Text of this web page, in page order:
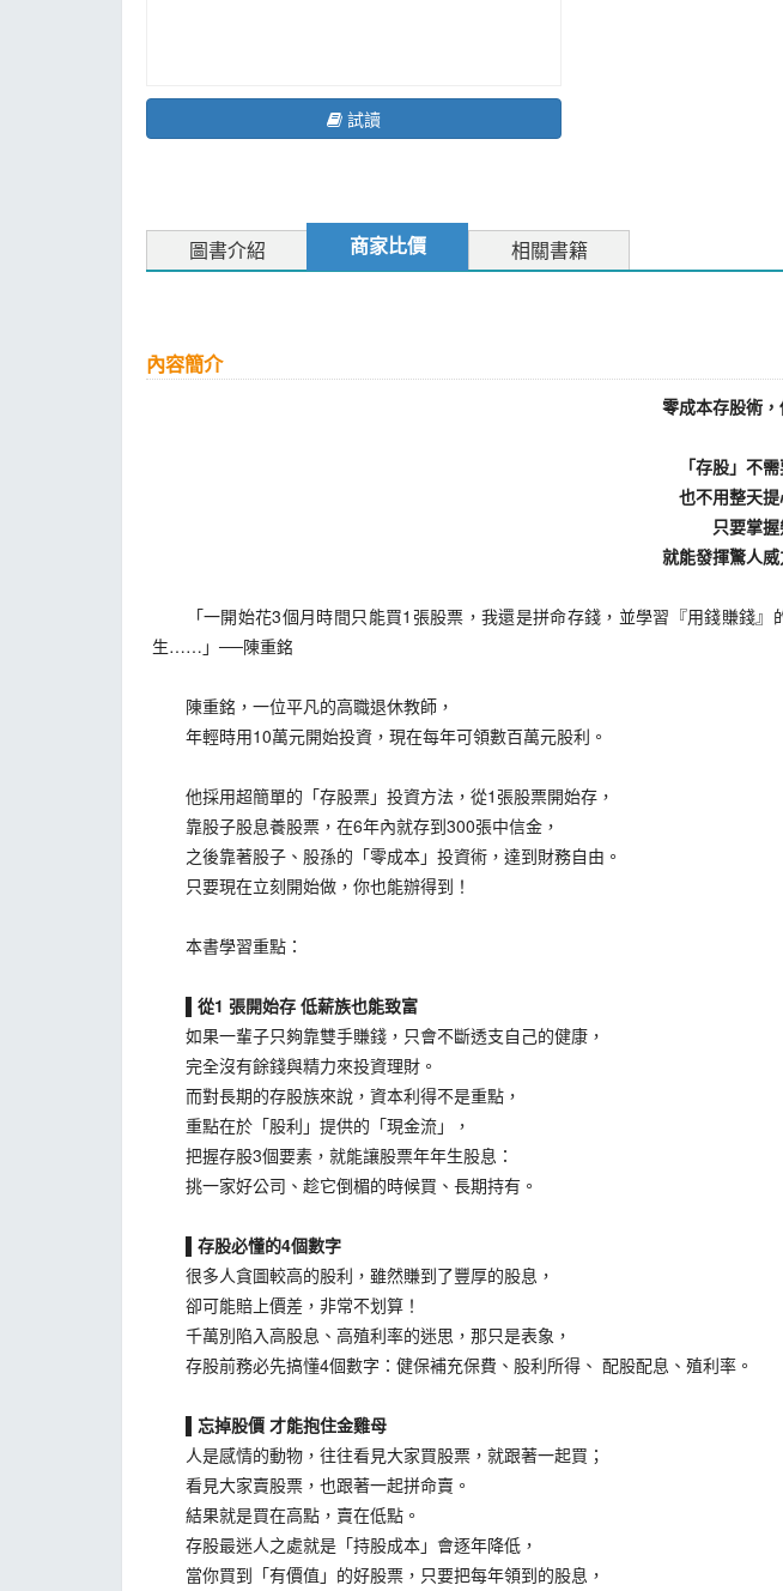
試讀
圖書介紹 商家比價 相關書籍
內容簡介
零成本存股術
「存股」不
也不用整天
只要掌
就能發揮驚人
「一開始花3個月時間只能買1張股票，我還是拼命存錢，並學習『用錢賺錢』
生……」──陳重銘
陳重銘，一位平凡的高職退休教師，
年輕時用10萬元開始投資，現在每年可領數百萬元股利。
他採用超簡單的「存股票」投資方法，從1張股票開始存，
靠股子股息養股票，在6年內就存到300張中信金，
之後靠著股子、股孫的「零成本」投資術，達到財務自由。
只要現在立刻開始做，你也能辦得到！
本書學習重點：
▌從1 張開始存 低薪族也能致富
如果一輩子只夠靠雙手賺錢，只會不斷透支自己的健康，
完全沒有餘錢與精力來投資理財。
而對長期的存股族來說，資本利得不是重點，
重點在於「股利」提供的「現金流」，
把握存股3個要素，就能讓股票年年生股息：
挑一家好公司、趁它倒楣的時候買、長期持有。
▌存股必懂的4個數字
很多人貪圖較高的股利，雖然賺到了豐厚的股息，
卻可能賠上價差，非常不划算！
千萬別陷入高股息、高殖利率的迷思，那只是表象，
存股前務必先搞懂4個數字：健保補充保費、股利所得、 配股配息、殖利率。
▌忘掉股價 才能抱住金雞母
人是感情的動物，往往看見大家買股票，就跟著一起買；
看見大家賣股票，也跟著一起拼命賣。
結果就是買在高點，賣在低點。
存股最迷人之處就是「持股成本」會逐年降低，
當你買到「有價值」的好股票，只要把每年領到的股息，